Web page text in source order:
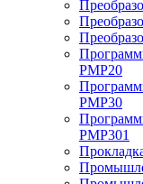
PMP20
PMP30
PMP301